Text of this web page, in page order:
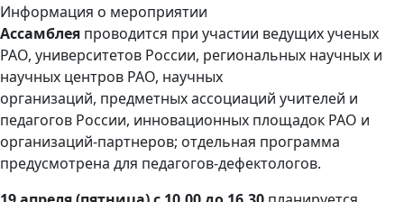
Информация о мероприятии
Ассамблея проводится при участии ведущих ученых
РАО, университетов России, региональных научных и
научных центров РАО, научных
организаций, предметных ассоциаций учителей и
педагогов России, инновационных площадок РАО и
организаций-партнеров; отдельная программа
предусмотрена для педагогов-дефектологов.